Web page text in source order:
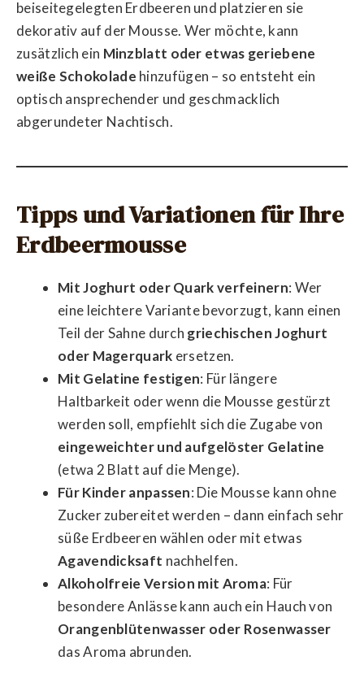
beiseitegelegten Erdbeeren und platzieren sie
dekorativ auf der Mousse. Wer möchte, kann
zusätzlich ein Minzblatt oder etwas geriebene
weiße Schokolade hinzufügen – so entsteht ein
optisch ansprechender und geschmacklich
abgerundeter Nachtisch.
Tipps und Variationen für Ihre
Erdbeermousse
Mit Joghurt oder Quark verfeinern: Wer
eine leichtere Variante bevorzugt, kann einen
Teil der Sahne durch griechischen Joghurt
oder Magerquark ersetzen.
Mit Gelatine festigen: Für längere
Haltbarkeit oder wenn die Mousse gestürzt
werden soll, empfiehlt sich die Zugabe von
eingeweichter und aufgelöster Gelatine
(etwa 2 Blatt auf die Menge).
Für Kinder anpassen: Die Mousse kann ohne
Zucker zubereitet werden – dann einfach sehr
süße Erdbeeren wählen oder mit etwas
Agavendicksaft nachhelfen.
Alkoholfreie Version mit Aroma: Für
besondere Anlässe kann auch ein Hauch von
Orangenblütenwasser oder Rosenwasser
das Aroma abrunden.